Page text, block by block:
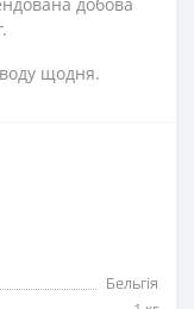
щодня.
Бельгія